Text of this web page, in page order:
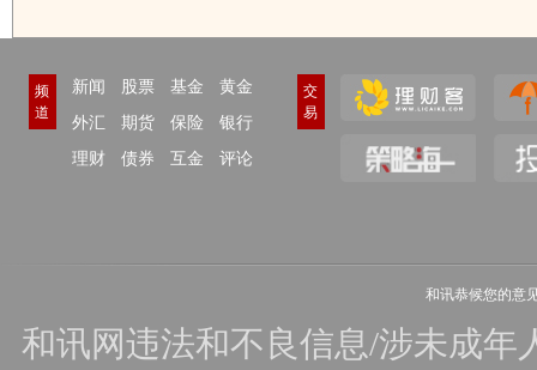
频
道
新闻 股票 基金
黄金
外汇
期货 保险
银行
理财
债券 互金 评论
交
易
和讯恭候您的意
和讯网违法和不良信息/涉未成年